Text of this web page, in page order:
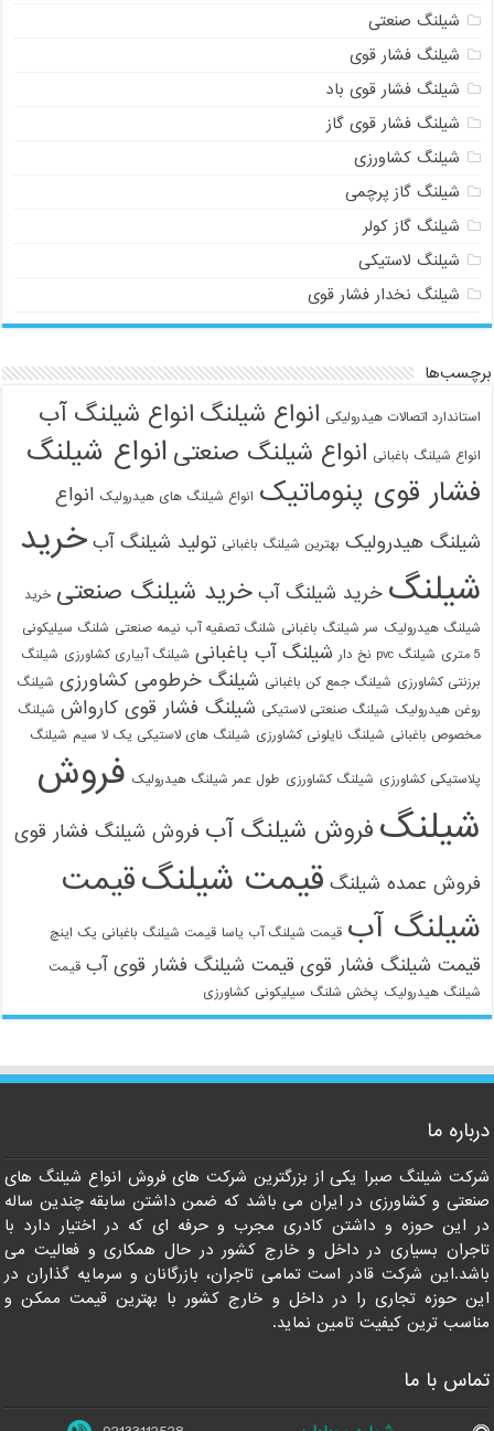
شیلنگ صنعتی
شیلنگ فشار قوی
شیلنگ فشار قوی باد
شیلنگ فشار قوی گاز
شیلنگ کشاورزی
شیلنگ گاز پرچمی
شیلنگ گاز کولر
شیلنگ لاستیکی
شیلنگ نخدار فشار قوی
برچسب‌ها
استاندارد اتصالات هیدرولیکی انواع شیلنگ انواع شیلنگ آب
انواع شیلنگ باغبانی انواع شیلنگ صنعتی انواع شیلنگ
فشار قوی پنوماتیک انواع شیلنگ های هیدرولیک انواع
شیلنگ هیدرولیک بهترین شیلنگ باغبانی تولید شیلنگ آب خرید
شیلنگ خرید شیلنگ آب خرید شیلنگ صنعتی خرید
شیلنگ هیدرولیک سر شیلنگ باغبانی شلنگ تصفیه آب نیمه صنعتی شلنگ سیلیکونی
5 متری
شیلنگ pvc نخ دار شیلنگ آب باغبانی شیلنگ آبیاری کشاورزی شیلنگ
برزنتی کشاورزی شیلنگ جمع کن باغبانی شیلنگ خرطومی کشاورزی شیلنگ
روغن هیدرولیک شیلنگ صنعتی لاستیکی شیلنگ فشار قوی کارواش شیلنگ
مخصوص باغبانی شیلنگ نایلونی کشاورزی شیلنگ های لاستیکی یک لا سیم شیلنگ
پلاستیکی کشاورزی شیلنگ کشاورزی طول عمر شیلنگ هیدرولیک فروش
شیلنگ فروش شیلنگ آب فروش شیلنگ فشار قوی
فروش عمده شیلنگ قیمت شیلنگقیمت
شیلنگ آب قیمت شیلنگ آب یاسا قیمت شیلنگ باغبانی یک اینچ
قیمت شیلنگ فشار قوی قیمت شیلنگ فشار قوی آب قیمت
شیلنگ هیدرولیک پخش شلنگ سیلیکونی کشاورزی
درباره ما
شرکت شیلنگ صبرا یکی از بزرگترین شرکت های فروش انواع شیلنگ های
صنعتی و کشاورزی در ایران می باشد که ضمن داشتن سابقه چندین ساله
در این حوزه و داشتن کادری مجرب و حرفه ای که در اختیار دارد با
تاجران بسیاری در داخل و خارج کشور در حال همکاری و فعالیت می
باشد.این شرکت قادر است تمامی تاجران، بازرگانان و سرمایه گذاران در
این حوزه تجاری را در داخل و خارج کشور با بهترین قیمت ممکن و
مناسب ترین کیفیت تامین نماید.
تماس با ما